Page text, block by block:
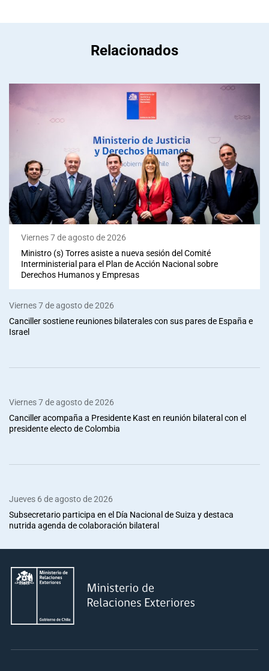
Relacionados
Viernes 7 de agosto de 2026
Ministro (s) Torres asiste a nueva sesión del Comité
Interministerial para el Plan de Acción Nacional sobre
Derechos Humanos y Empresas
Viernes 7 de agosto de 2026
Canciller sostiene reuniones bilaterales con sus pares de España e
Israel
Viernes 7 de agosto de 2026
Canciller acompaña a Presidente Kast en reunión bilateral con el
presidente electo de Colombia
Jueves 6 de agosto de 2026
Subsecretario participa en el Día Nacional de Suiza y destaca
nutrida agenda de colaboración bilateral